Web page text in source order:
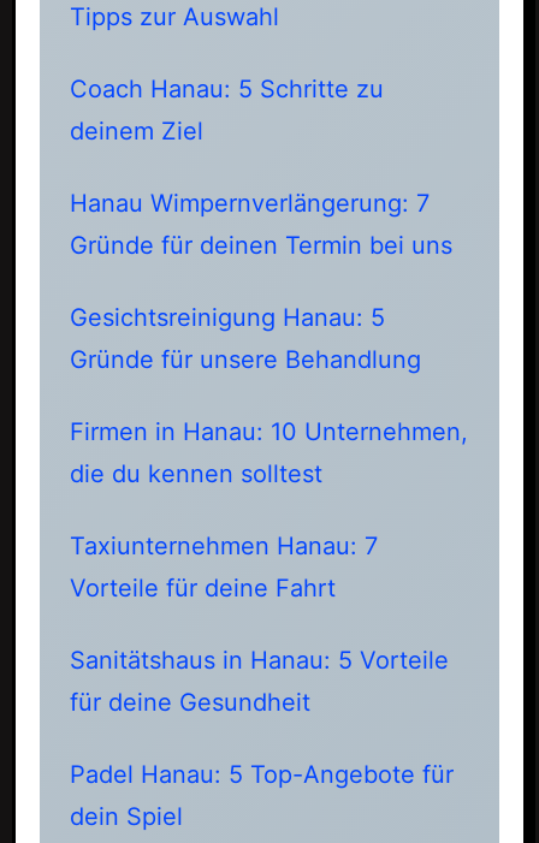
Tipps zur Auswahl
Coach Hanau: 5 Schritte zu
deinem Ziel
Hanau Wimpernverlängerung: 7
Gründe für deinen Termin bei uns
Gesichtsreinigung Hanau: 5
Gründe für unsere Behandlung
Firmen in Hanau: 10 Unternehmen,
die du kennen solltest
Taxiunternehmen Hanau: 7
Vorteile für deine Fahrt
Sanitätshaus in Hanau: 5 Vorteile
für deine Gesundheit
Padel Hanau: 5 Top-Angebote für
dein Spiel